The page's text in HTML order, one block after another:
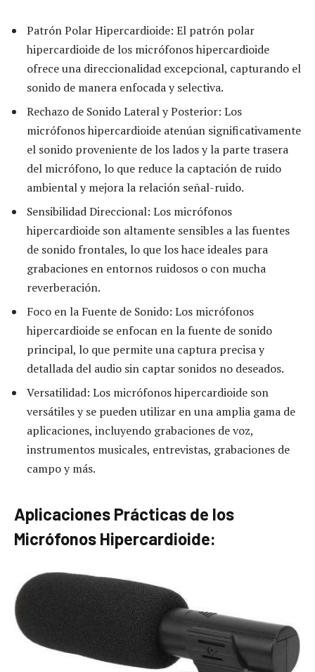
Patrón Polar Hipercardioide: El patrón polar
hipercardioide de los micrófonos hipercardioide
ofrece una direccionalidad excepcional, capturando el
sonido de manera enfocada y selectiva.
Rechazo de Sonido Lateral y Posterior: Los
micrófonos hipercardioide atenúan significativamente
el sonido proveniente de los lados y la parte trasera
del micrófono, lo que reduce la captación de ruido
ambiental y mejora la relación señal-ruido.
Sensibilidad Direccional: Los micrófonos
hipercardioide son altamente sensibles a las fuentes
de sonido frontales, lo que los hace ideales para
grabaciones en entornos ruidosos o con mucha
reverberación.
Foco en la Fuente de Sonido: Los micrófonos
hipercardioide se enfocan en la fuente de sonido
principal, lo que permite una captura precisa y
detallada del audio sin captar sonidos no deseados.
Versatilidad: Los micrófonos hipercardioide son
versátiles y se pueden utilizar en una amplia gama de
aplicaciones, incluyendo grabaciones de voz,
instrumentos musicales, entrevistas, grabaciones de
campo y más.
Aplicaciones Prácticas de los
Micrófonos Hipercardioide: